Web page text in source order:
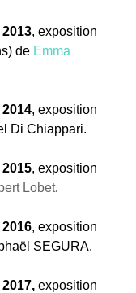
, exposition
de Emma
, exposition
Di Chiappari.
, exposition
Lobet.
, exposition
SEGURA.
exposition